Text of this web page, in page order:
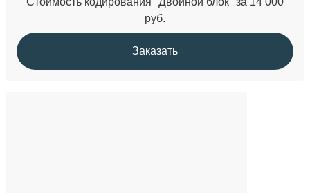
руб.
Заказать